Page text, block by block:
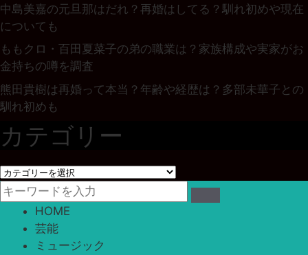
中島美嘉の元旦那はだれ？再婚はしてる？馴れ初めや現在
についても
ももクロ・百田夏菜子の弟の職業は？家族構成や実家がお
金持ちの噂を調査
熊田貴樹は再婚って本当？年齢や経歴は？多部未華子との
馴れ初めも
カテゴリー
カ
テ
ゴ
HOME
芸能
ミュージック